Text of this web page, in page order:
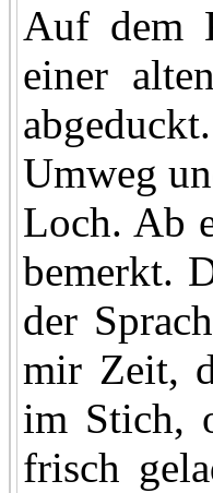
Auf dem
einer
Umweg
Loch. Ab
bemerkt.
der
mir Zeit,
im Stich,
frisch